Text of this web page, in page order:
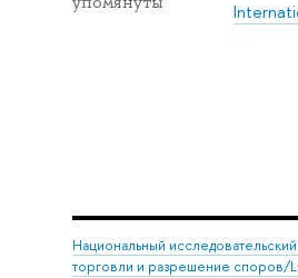
Национальный
торговли и разрешение споров/